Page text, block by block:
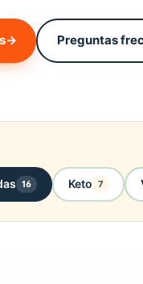
→ Preguntas
16 Keto 7